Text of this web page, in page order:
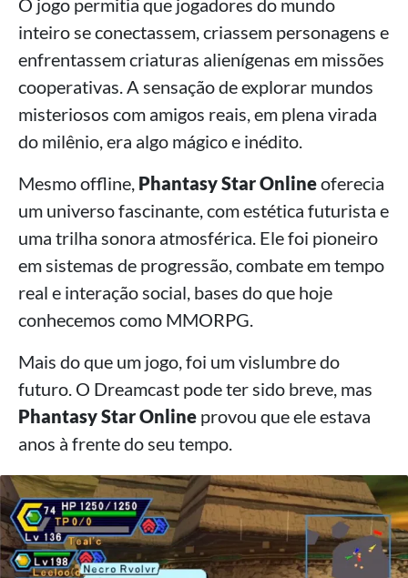
O jogo permitia que jogadores do mundo
inteiro se conectassem, criassem personagens e
enfrentassem criaturas alienígenas em missões
cooperativas. A sensação de explorar mundos
misteriosos com amigos reais, em plena virada
do milênio, era algo mágico e inédito.
Mesmo offline, Phantasy Star Onlineoferecia
um universo fascinante, com estética futurista e
uma trilha sonora atmosférica. Ele foi pioneiro
em sistemas de progressão, combate em tempo
real e interação social, bases do que hoje
conhecemos como MMORPG.
Mais do que um jogo, foi um vislumbre do
futuro. O Dreamcast pode ter sido breve, mas
Phantasy Star Online provou que ele estava
anos à frente do seu tempo.